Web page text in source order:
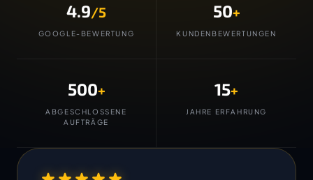
4.9/5
GOOGLE-BEWERTUNG
50+
KUNDENBEWERTUNGEN
500+
ABGESCHLOSSENE
AUFTRÄGE
15+
JAHRE ERFAHRUNG